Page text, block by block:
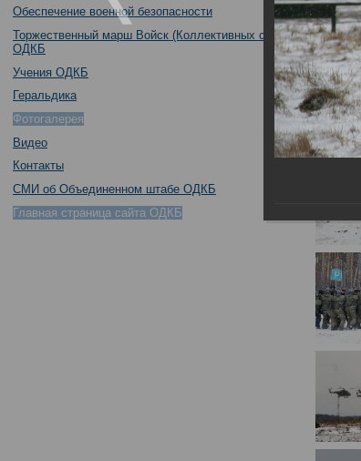
Обеспечение военной безопасности
Торжественный марш Войск (Коллективных сил)
ОДКБ
Учения ОДКБ
Геральдика
Фотогалерея
Видео
Контакты
СМИ об Объединенном штабе ОДКБ
Главная страница сайта ОДКБ